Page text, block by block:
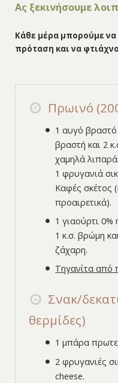
Ας ξεκινήσουμε
Κάθε μέρα μπορούμε να
πρόταση και να
Πρωινό
1 αυγό
βραστή και 2
χαμηλά λιπαρά.
1 φρυγανιά
Καφές σκέτος
προαιρετικά).
1 γιαούρτι
1 κ.σ. βρώμη
ζάχαρη.
Τηγανίτα από
Σνακ/
θερμίδες)
1 μπάρα
2 φρυγανιές
cheese.